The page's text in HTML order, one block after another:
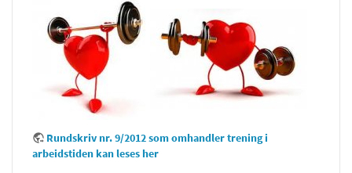
Rundskriv nr. 9/2012 som omhandler trening i
arbeidstiden kan leses her